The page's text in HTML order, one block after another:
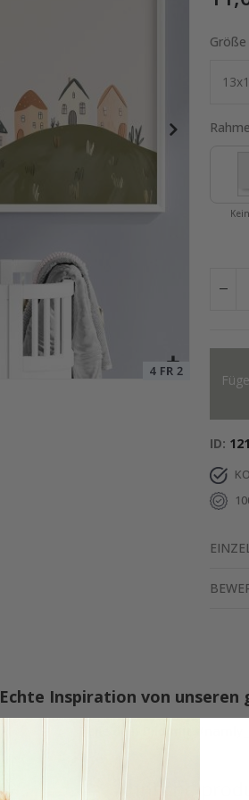
11,00 €
ID
Echte Inspiration von unseren
Teile dein Bild mit
Ähnliche